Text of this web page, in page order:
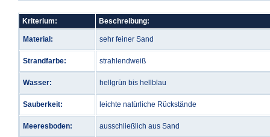
Kriterium: Beschreibung:
Material: sehr feiner Sand
Strandfarbe: strahlendweiß
Wasser: hellgrün bis hellblau
Sauberkeit: leichte natürliche Rückstände
Meeresboden: ausschließlich aus Sand